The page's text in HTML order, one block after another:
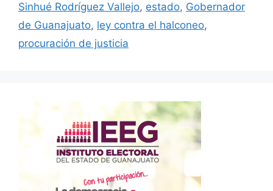
Sinhué Rodríguez Vallejo, estado, Gobernador
de Guanajuato, ley contra el halconeo,
procuración de justicia